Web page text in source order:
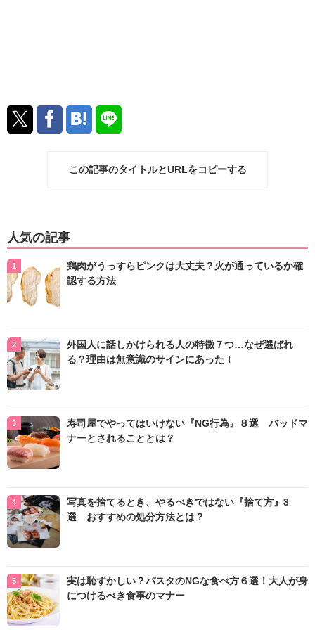
この記事のタイトルとURLをコピーする
人気の記事
鶏肉がうっすらピンクは大丈夫？火が通っているか確
認する方法
外国人に話しかけられる人の特徴７つ…なぜ選ばれ
る？理由は無意識のサインにあった！
寿司屋でやってはいけない『NG行為』８選 バッドマ
ナーとされることとは？
写真を捨てるとき、やるべきではない『捨て方』3
選 おすすめの処分方法とは？
実は恥ずかしい？パスタのNGな食べ方６選！大人が身
につけるべき食事のマナー